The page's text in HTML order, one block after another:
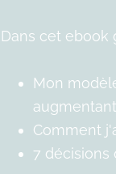
Dans cet ebook
Mon
Comment
7 décisions